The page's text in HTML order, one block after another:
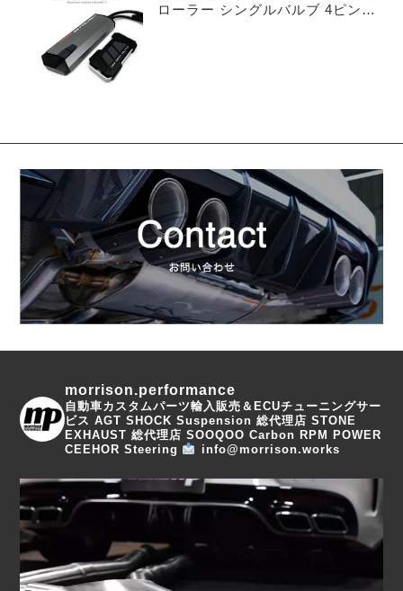
ローラー シングルバルブ 4ピンタ
morrison.performance
自動車カスタムパーツ輸入販売＆ECUチューニングサー
ビス AGT SHOCK Suspension 総代理店 STONE
EXHAUST 総代理店 SOOQOO Carbon RPM POWER
CEEHOR Steering
info@morrison.works